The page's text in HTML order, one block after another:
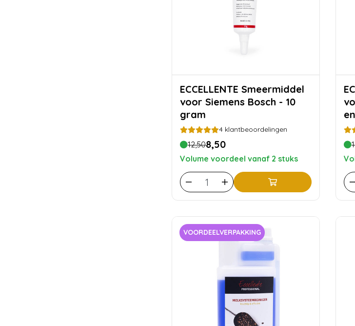
ECCELLENTE Smeermiddel
voor Siemens Bosch - 10
gram
4 klantbeoordelingen
12,508,50
Volume voordeel vanaf 2 stuks
VOORDEELVERPAKKING